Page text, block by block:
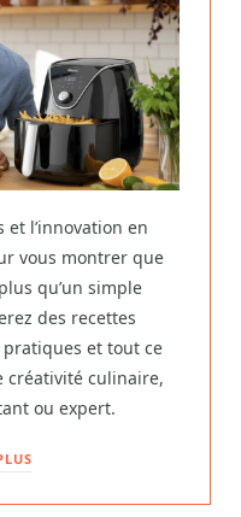
et l’innovation en
vous montrer que
qu’un simple
des recettes
et tout ce
créativité culinaire,
ou expert.